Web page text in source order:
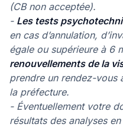
(CB non acceptée).
- Les tests
en cas d’annulation,
égale ou supérieure à 6
renouvellements de la
prendre un rendez-vous
la préfecture.
- Éventuellement votre
résultats des analyses